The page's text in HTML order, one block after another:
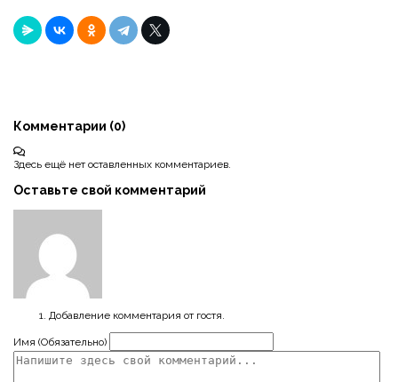
Комментарии (0)
Здесь ещё нет оставленных комментариев.
Оставьте свой комментарий
Добавление комментария от гостя.
Имя (Обязательно)